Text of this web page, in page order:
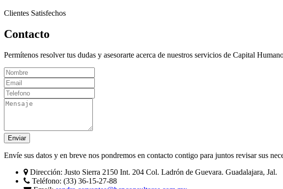
Clientes Satisfechos
Contacto
Permítenos resolver tus dudas y asesorarte acerca de nuestros servicios de Capital
Enviar
Envíe sus datos y en breve nos pondremos en contacto contigo para juntos revisar sus
Dirección: Justo Sierra 2150 Int. 204 Col. Ladrón de Guevara. Guadalajara, Jal.
Teléfono: (33) 36-15-27-88